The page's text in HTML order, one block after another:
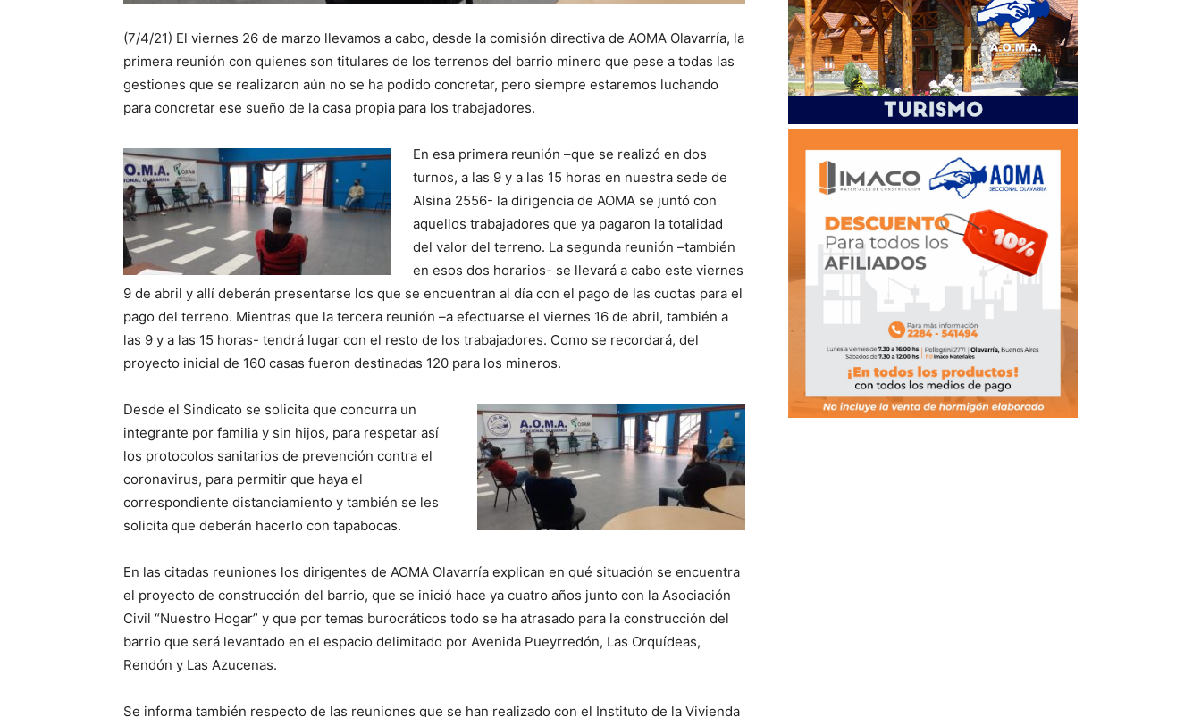
(7/4/21) El viernes 26 de marzo llevamos a cabo, desde la comisión directiva de AOMA Olavarría, la
primera reunión con quienes son titulares de los terrenos del barrio minero que pese a todas las
gestiones que se realizaron aún no se ha podido concretar, pero siempre estaremos luchando
para concretar ese sueño de la casa propia para los trabajadores.
En esa primera reunión –que se realizó en dos
turnos, a las 9 y a las 15 horas en nuestra sede de
Alsina 2556- la dirigencia de AOMA se juntó con
aquellos trabajadores que ya pagaron la totalidad
del valor del terreno. La segunda reunión –también
en esos dos horarios- se llevará a cabo este viernes
9 de abril y allí deberán presentarse los que se encuentran al día con el pago de las cuotas para el
pago del terreno. Mientras que la tercera reunión –a efectuarse el viernes 16 de abril, también a
las 9 y a las 15 horas- tendrá lugar con el resto de los trabajadores. Como se recordará, del
proyecto inicial de 160 casas fueron destinadas 120 para los mineros.
Desde el Sindicato se solicita que concurra un
integrante por familia y sin hijos, para respetar así
los protocolos sanitarios de prevención contra el
coronavirus, para permitir que haya el
correspondiente distanciamiento y también se les
solicita que deberán hacerlo con tapabocas.
En las citadas reuniones los dirigentes de AOMA Olavarría explican en qué situación se encuentra
el proyecto de construcción del barrio, que se inició hace ya cuatro años junto con la Asociación
Civil “Nuestro Hogar” y que por temas burocráticos todo se ha atrasado para la construcción del
barrio que será levantado en el espacio delimitado por Avenida Pueyrredón, Las Orquídeas,
Rendón y Las Azucenas.
Se informa también respecto de las reuniones que se han realizado con el Instituto de la Vivienda